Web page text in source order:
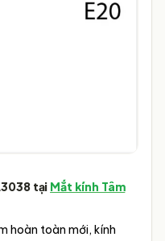
tại Mắt kính Tâm
hoàn toàn mới, kính